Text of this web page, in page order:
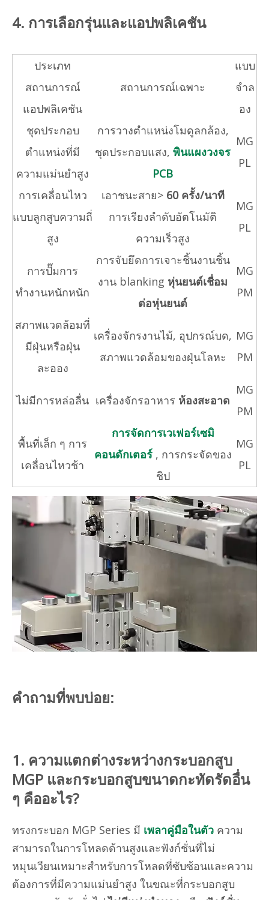
4. การเลือกรุ่นและแอปพลิเคชัน
ประเภท
สถานการณ์
แอปพลิเคชัน
สถานการณ์เฉพาะ
แบบ
จำล
อง
ชุดประกอบ
ตำแหน่งที่มี
ความแม่นยำสูง
การวางตำแหน่งโมดูลกล้อง,
ชุดประกอบแสง, พินแผงวงจร
PCB
MG
PL
การเคลื่อนไหว
แบบลูกสูบความถี่
สูง
เอาชนะสาย> 60 ครั้ง/นาที
การเรียงลำดับอัตโนมัติ
ความเร็วสูง
MG
PL
การปั๊มการ
ทำงานหนักหนัก
การจับยึดการเจาะชิ้นงานชิ้น
งาน blanking หุ่นยนต์เชื่อม
ต่อหุ่นยนต์
MG
PM
สภาพแวดล้อมที่
มีฝุ่นหรือฝุ่น
ละออง
เครื่องจักรงานไม้, อุปกรณ์บด,
สภาพแวดล้อมของฝุ่นโลหะ
MG
PM
ไม่มีการหล่อลื่น เครื่องจักรอาหาร ห้องสะอาด
MG
PM
พื้นที่เล็ก ๆ การ
เคลื่อนไหวช้า
การจัดการเวเฟอร์เซมิ
คอนดักเตอร์ , การกระจัดของ
ชิป
MG
PL
คำถามที่พบบ่อย:
1. ความแตกต่างระหว่างกระบอกสูบ
MGP และกระบอกสูบขนาดกะทัดรัดอื่น
ๆ คืออะไร?
ทรงกระบอก MGP Series มี เพลาคู่มือในตัว ความ
สามารถในการโหลดด้านสูงและฟังก์ชั่นที่ไม่
หมุนเวียนเหมาะสำหรับการโหลดที่ซับซ้อนและความ
ต้องการที่มีความแม่นยำสูง ในขณะที่กระบอกสูบ